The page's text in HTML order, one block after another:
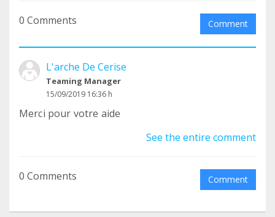
0 Comments Comment
L'arche De Cerise
Teaming Manager
15/09/2019 16:36 h
Merci pour votre aide
See the entire comment
0 Comments Comment